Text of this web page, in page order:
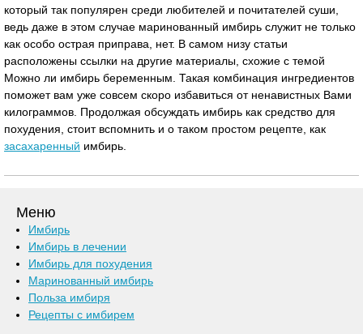
который так популярен среди любителей и почитателей суши,
ведь даже в этом случае маринованный имбирь служит не только
как особо острая приправа, нет. В самом низу статьи
расположены ссылки на другие материалы, схожие с темой
Можно ли имбирь беременным. Такая комбинация ингредиентов
поможет вам уже совсем скоро избавиться от ненавистных Вами
килограммов. Продолжая обсуждать имбирь как средство для
похудения, стоит вспомнить и о таком простом рецепте, как
засахаренный имбирь.
Меню
Имбирь
Имбирь в лечении
Имбирь для похудения
Маринованный имбирь
Польза имбиря
Рецепты с имбирем